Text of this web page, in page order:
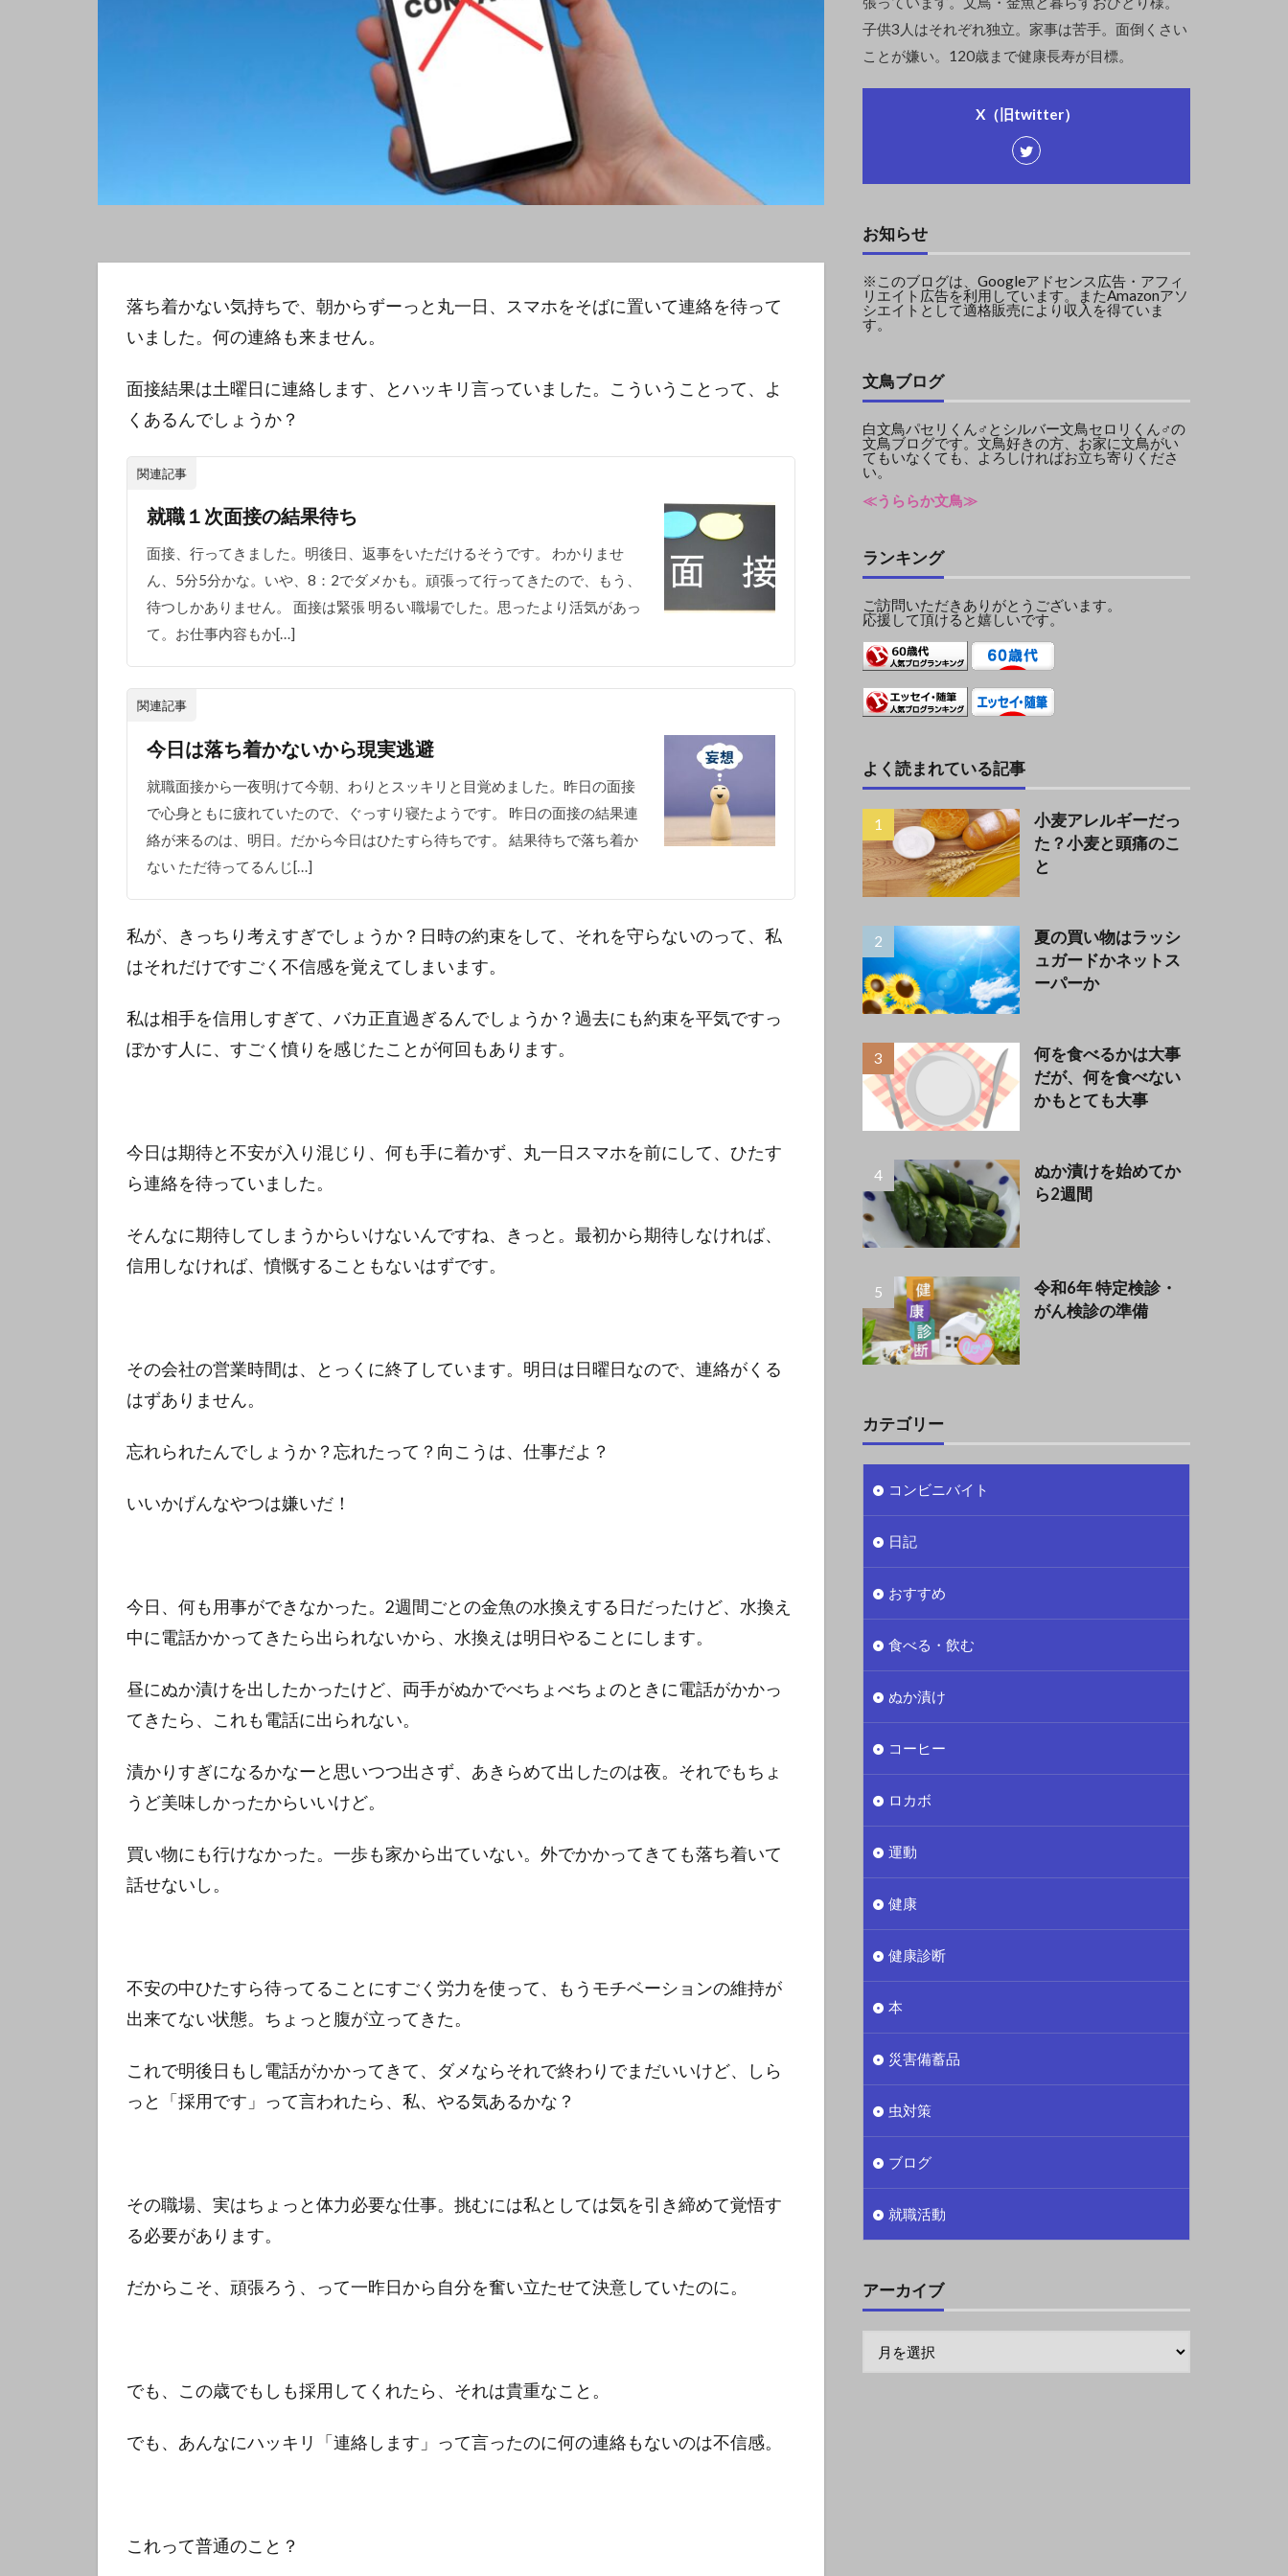
落ち着かない気持ちで、朝からずーっと丸一日、スマホをそばに置いて連絡を待って
いました。何の連絡も来ません。
面接結果は土曜日に連絡します、とハッキリ言っていました。こういうことって、よ
くあるんでしょうか？
関連記事
就職１次面接の結果待ち
面接、行ってきました。明後日、返事をいただけるそうです。 わかりませ
ん、5分5分かな。いや、8：2でダメかも。頑張って行ってきたので、もう、
待つしかありません。 面接は緊張 明るい職場でした。思ったより活気があっ
て。お仕事内容もか[…]
関連記事
今日は落ち着かないから現実逃避
就職面接から一夜明けて今朝、わりとスッキリと目覚めました。昨日の面接
で心身ともに疲れていたので、ぐっすり寝たようです。 昨日の面接の結果連
絡が来るのは、明日。だから今日はひたすら待ちです。 結果待ちで落ち着か
ない ただ待ってるんじ[…]
私が、きっちり考えすぎでしょうか？日時の約束をして、それを守らないのって、私
はそれだけですごく不信感を覚えてしまいます。
私は相手を信用しすぎて、バカ正直過ぎるんでしょうか？過去にも約束を平気ですっ
ぽかす人に、すごく憤りを感じたことが何回もあります。
今日は期待と不安が入り混じり、何も手に着かず、丸一日スマホを前にして、ひたす
ら連絡を待っていました。
そんなに期待してしまうからいけないんですね、きっと。最初から期待しなければ、
信用しなければ、憤慨することもないはずです。
その会社の営業時間は、とっくに終了しています。明日は日曜日なので、連絡がくる
はずありません。
忘れられたんでしょうか？忘れたって？向こうは、仕事だよ？
いいかげんなやつは嫌いだ！
今日、何も用事ができなかった。2週間ごとの金魚の水換えする日だったけど、水換え
中に電話かかってきたら出られないから、水換えは明日やることにします。
昼にぬか漬けを出したかったけど、両手がぬかでべちょべちょのときに電話がかかっ
てきたら、これも電話に出られない。
漬かりすぎになるかなーと思いつつ出さず、あきらめて出したのは夜。それでもちょ
うど美味しかったからいいけど。
買い物にも行けなかった。一歩も家から出ていない。外でかかってきても落ち着いて
話せないし。
不安の中ひたすら待ってることにすごく労力を使って、もうモチベーションの維持が
出来てない状態。ちょっと腹が立ってきた。
これで明後日もし電話がかかってきて、ダメならそれで終わりでまだいいけど、しら
っと「採用です」って言われたら、私、やる気あるかな？
その職場、実はちょっと体力必要な仕事。挑むには私としては気を引き締めて覚悟す
る必要があります。
だからこそ、頑張ろう、って一昨日から自分を奮い立たせて決意していたのに。
でも、この歳でもしも採用してくれたら、それは貴重なこと。
でも、あんなにハッキリ「連絡します」って言ったのに何の連絡もないのは不信感。
これって普通のこと？
子供3人はそれぞれ独立。家事は苦手。面倒くさい
ことが嫌い。120歳まで健康長寿が目標。
X（旧twitter）
お知らせ
※このブログは、Googleアドセンス広告・アフィ
リエイト広告を利用しています。またAmazonアソ
シエイトとして適格販売により収入を得ていま
す。
文鳥ブログ
白文鳥パセリくん♂とシルバー文鳥セロリくん♂の
文鳥ブログです。文鳥好きの方、お家に文鳥がい
てもいなくても、よろしければお立ち寄りくださ
い。
≪うららか文鳥≫
ランキング
ご訪問いただきありがとうございます。
応援して頂けると嬉しいです。
よく読まれている記事
小麦アレルギーだっ
た？小麦と頭痛のこ
と
夏の買い物はラッシ
ュガードかネットス
ーパーか
何を食べるかは大事
だが、何を食べない
かもとても大事
ぬか漬けを始めてか
ら2週間
令和6年 特定検診・
がん検診の準備
カテゴリー
コンビニバイト
日記
おすすめ
食べる・飲む
ぬか漬け
コーヒー
ロカボ
運動
健康
健康診断
本
災害備蓄品
虫対策
ブログ
就職活動
アーカイブ